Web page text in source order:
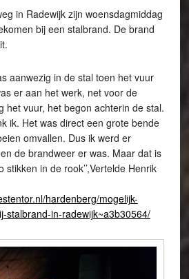
in Radewijk zijn woensdagmiddag
bij een stalbrand. De brand
aanwezig in de stal toen het vuur
er aan het werk, net voor de
het vuur, het begon achterin de stal.
ik. Het was direct een grote bende
omvallen. Dus ik werd er
de brandweer er was. Maar dat is
in de rook’’,Vertelde Henrik
hardenberg/mogelijk-
stalbrand-in-radewijk~a3b30564/